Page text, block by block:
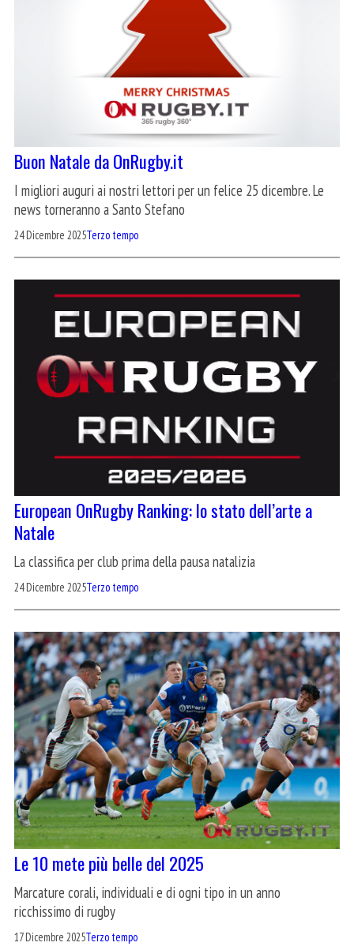
Buon Natale da OnRugby.it
I migliori auguri ai nostri lettori per un felice 25 dicembre. Le
news torneranno a Santo Stefano
24 Dicembre 2025Terzo tempo
European OnRugby Ranking: lo stato dell’arte a
Natale
La classifica per club prima della pausa natalizia
24 Dicembre 2025Terzo tempo
Le 10 mete più belle del 2025
Marcature corali, individuali e di ogni tipo in un anno
ricchissimo di rugby
17 Dicembre 2025Terzo tempo